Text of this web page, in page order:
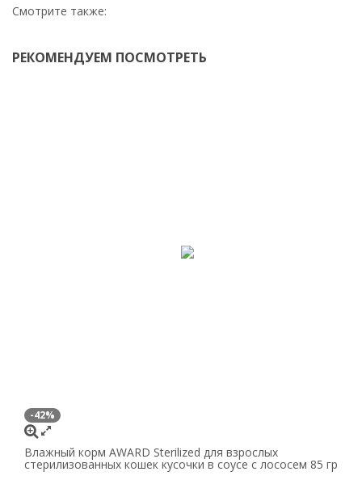
Смотрите также:
РЕКОМЕНДУЕМ ПОСМОТРЕТЬ
-42%
Влажный корм AWARD Sterilized для взрослых
стерилизованных кошек кусочки в соусе с лососем 85 гр